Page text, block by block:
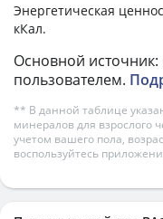
Энергетическая
кКал.
Основной
пользователем.
** В данной таблице
минералов для взрослого
учетом вашего пола,
воспользуйтесь